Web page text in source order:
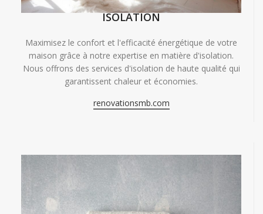
ISOLATION
Maximisez le confort et l'efficacité énergétique de votre
maison grâce à notre expertise en matière d'isolation.
Nous offrons des services d'isolation de haute qualité qui
garantissent chaleur et économies.
renovationsmb.com